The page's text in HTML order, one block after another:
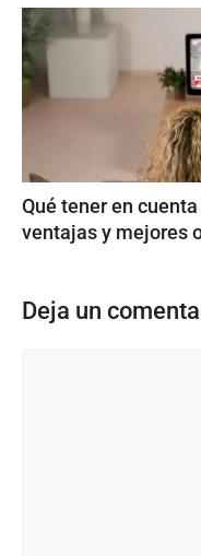
Qué tener en
ventajas y mejores
Deja un